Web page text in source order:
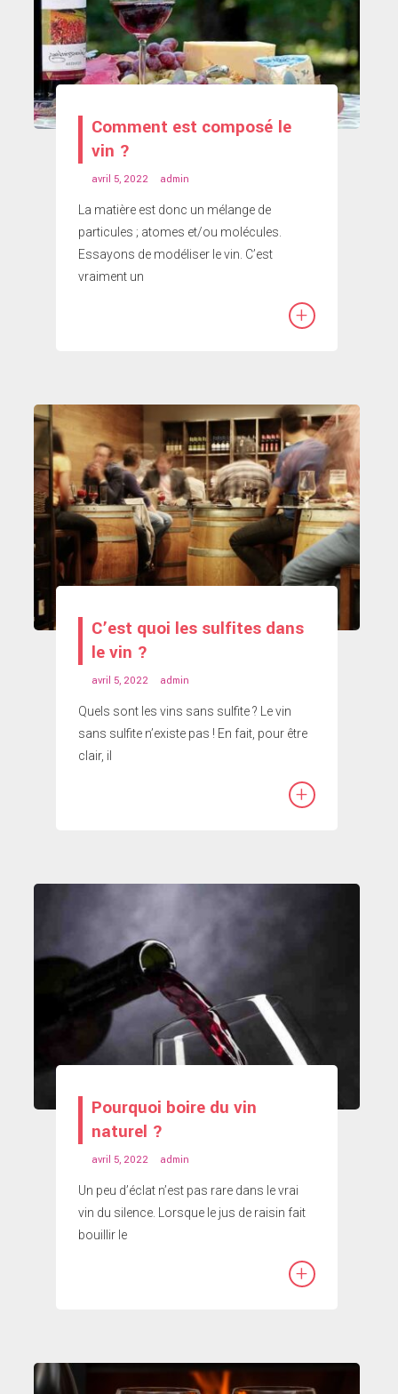
Comment est composé le
vin ?
avril 5, 2022 admin
La matière est donc un mélange de
particules ; atomes et/ou molécules.
Essayons de modéliser le vin. C’est
vraiment un
+
C’est quoi les sulfites dans
le vin ?
avril 5, 2022 admin
Quels sont les vins sans sulfite ? Le vin
sans sulfite n’existe pas ! En fait, pour être
clair, il
+
Pourquoi boire du vin
naturel ?
avril 5, 2022 admin
Un peu d’éclat n’est pas rare dans le vrai
vin du silence. Lorsque le jus de raisin fait
bouillir le
+